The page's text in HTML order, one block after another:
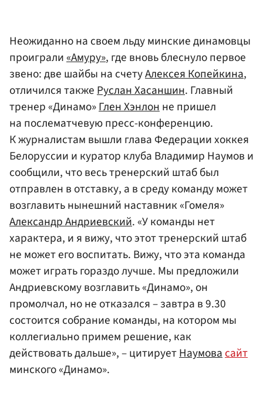
Неожиданно на своем льду минские динамовцы
проиграли«Амуру», где вновь блеснуло первое
звено: две шайбы на счетуАлексея Копейкина,
отличился такжеРуслан Хасаншин. Главный
тренер «Динамо»Глен Хэнлонне пришел
на послематчевую пресс-конференцию.
К журналистам вышли глава Федерации хоккея
Белоруссии и куратор клуба Владимир Наумов и
сообщили, что весь тренерский штаб был
отправлен в отставку, а в среду команду может
возглавить нынешний наставник «Гомеля»
Александр Андриевский. «У команды нет
характера, и я вижу, что этот тренерский штаб
не может его воспитать. Вижу, что эта команда
может играть гораздо лучше. Мы предложили
Андриевскому возглавить «Динамо», он
промолчал, но не отказался – завтра в 9.30
состоится собрание команды, на котором мы
коллегиально примем решение, как
действовать дальше», – цитируетНаумовасайт
минского «Динамо».